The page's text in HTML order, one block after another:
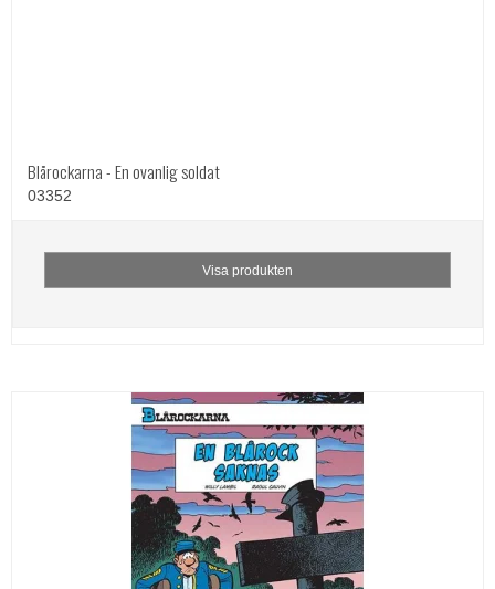
Blårockarna - En ovanlig soldat
03352
Visa produkten